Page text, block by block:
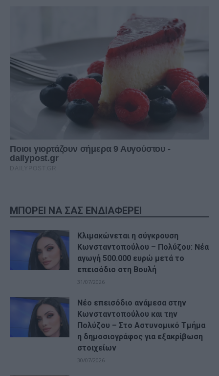
ΜΠΟΡΕΙ ΝΑ ΣΑΣ ΕΝΔΙΑΦΕΡΕΙ
Κλιμακώνεται η σύγκρουση
Κωνσταντοπούλου – Πολύζου: Νέα
αγωγή 500.000 ευρώ μετά το
επεισόδιο στη Βουλή
31/07/2026
Νέο επεισόδιο ανάμεσα στην
Κωνσταντοπούλου και την
Πολύζου – Στο Αστυνομικό Τμήμα
η δημοσιογράφος για εξακρίβωση
στοιχείων
30/07/2026